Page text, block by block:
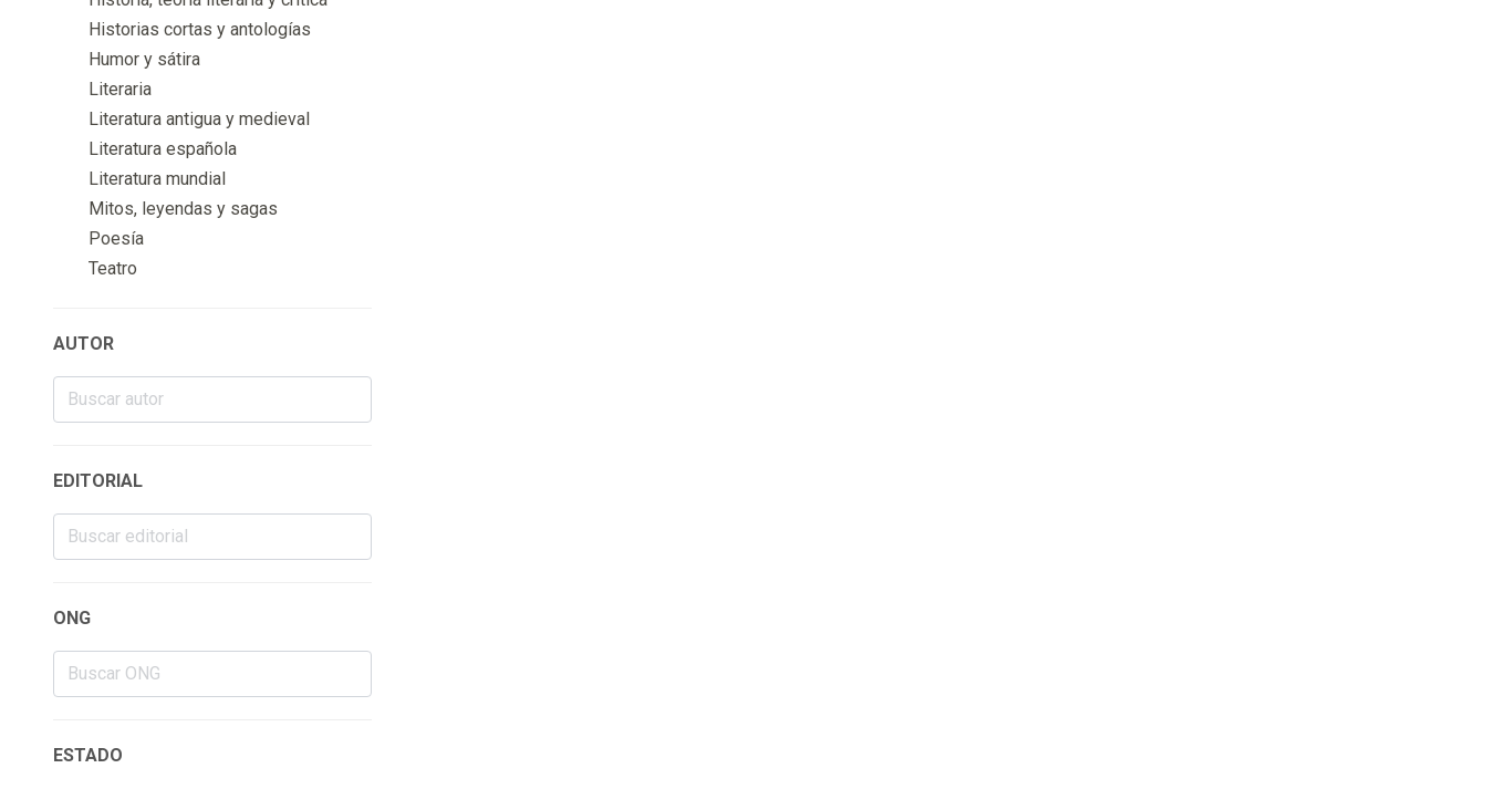
Historias cortas y antologías
Humor y sátira
Literaria
Literatura antigua y medieval
Literatura española
Literatura mundial
Mitos, leyendas y sagas
Poesía
Teatro
AUTOR
EDITORIAL
ONG
ESTADO